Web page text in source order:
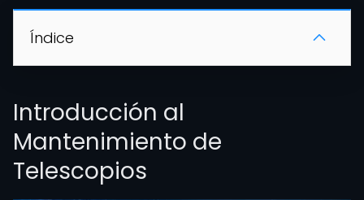
Índice
Introducción al
Mantenimiento de
Telescopios